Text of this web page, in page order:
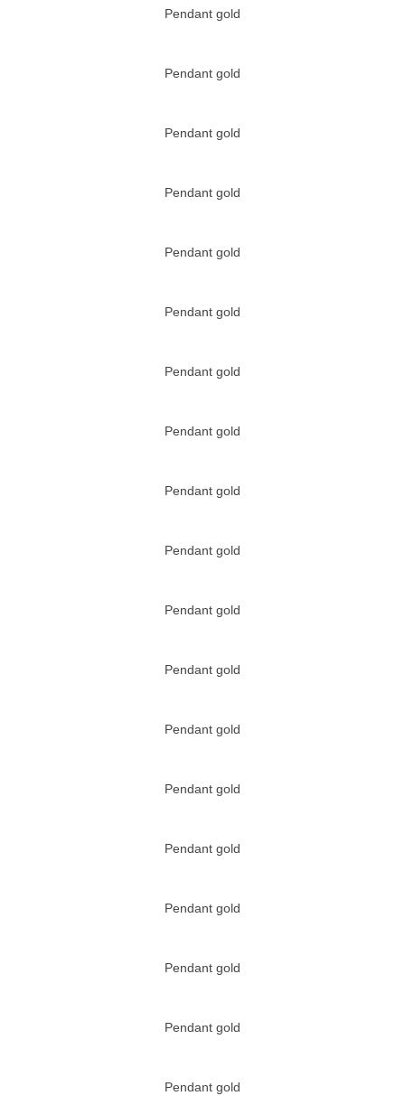
Pendant gold
Pendant gold
Pendant gold
Pendant gold
Pendant gold
Pendant gold
Pendant gold
Pendant gold
Pendant gold
Pendant gold
Pendant gold
Pendant gold
Pendant gold
Pendant gold
Pendant gold
Pendant gold
Pendant gold
Pendant gold
Pendant gold